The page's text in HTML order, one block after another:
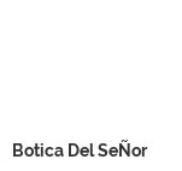
Botica Del SeÑor